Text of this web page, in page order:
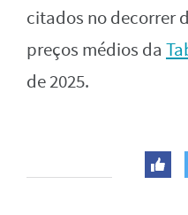
citados no decorrer
preços médios da
de 2025.